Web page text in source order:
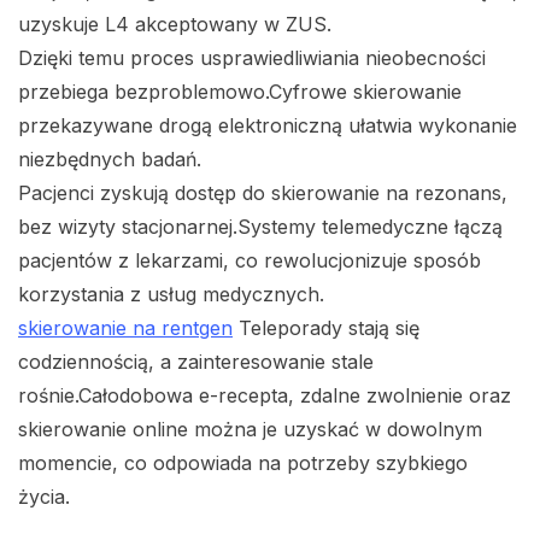
uzyskuje L4 akceptowany w ZUS.
Dzięki temu proces usprawiedliwiania nieobecności
przebiega bezproblemowo.Cyfrowe skierowanie
przekazywane drogą elektroniczną ułatwia wykonanie
niezbędnych badań.
Pacjenci zyskują dostęp do skierowanie na rezonans,
bez wizyty stacjonarnej.Systemy telemedyczne łączą
pacjentów z lekarzami, co rewolucjonizuje sposób
korzystania z usług medycznych.
skierowanie na rentgen Teleporady stają się
codziennością, a zainteresowanie stale
rośnie.Całodobowa e-recepta, zdalne zwolnienie oraz
skierowanie online można je uzyskać w dowolnym
momencie, co odpowiada na potrzeby szybkiego
życia.